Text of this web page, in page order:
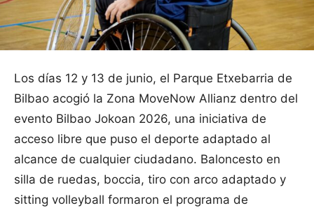
Los días 12 y 13 de junio, el Parque Etxebarria de
Bilbao acogió la Zona MoveNow Allianz dentro del
evento Bilbao Jokoan 2026, una iniciativa de
acceso libre que puso el deporte adaptado al
alcance de cualquier ciudadano. Baloncesto en
silla de ruedas, boccia, tiro con arco adaptado y
sitting volleyball formaron el programa de